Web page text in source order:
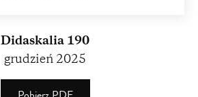
Didaskalia 190
grudzień 2025